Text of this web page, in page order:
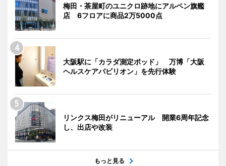
梅田・茶屋町のユニクロ跡地にアルペン旗艦
店 6フロアに商品2万5000点
大阪駅に「カラダ測定ポッド」 万博「大阪
ヘルスケアパビリオン」を先行体験
リンクス梅田がリニューアル 開業6周年記念
し、出店や改装
もっと見る